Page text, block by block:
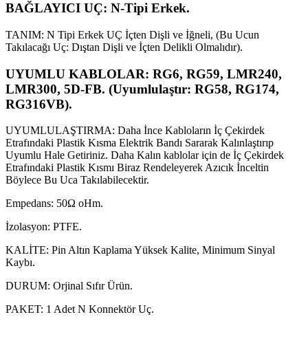
BAĞLAYICI UÇ: N-Tipi Erkek.
TANIM: N Tipi Erkek UÇ İçten Dişli ve İğneli, (Bu Ucun
Takılacağı Uç: Dıştan Dişli ve İçten Delikli Olmalıdır).
UYUMLU KABLOLAR: RG6, RG59, LMR240,
LMR300, 5D-FB. (Uyumlulaştır: RG58, RG174,
RG316VB).
UYUMLULAŞTIRMA: Daha İnce Kabloların İç Çekirdek
Etrafındaki Plastik Kısma Elektrik Bandı Sararak Kalınlaştırıp
Uyumlu Hale Getiriniz. Daha Kalın kablolar için de İç Çekirdek
Etrafındaki Plastik Kısmı Biraz Rendeleyerek Azıcık İnceltin
Böylece Bu Uca Takılabilecektir.
Empedans: 50Ω oHm.
İzolasyon: PTFE.
KALİTE: Pin Altın Kaplama Yüksek Kalite, Minimum Sinyal
Kaybı.
DURUM: Orjinal Sıfır Ürün.
PAKET: 1 Adet N Konnektör Uç.